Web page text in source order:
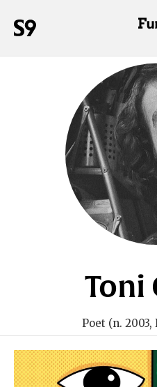
Toni
Poet (n. 2003,